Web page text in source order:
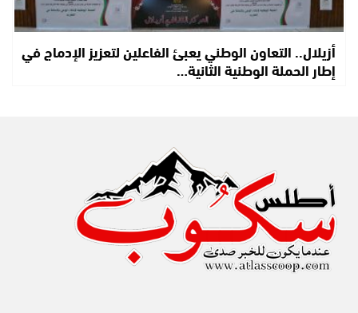
أزيلال.. التعاون الوطني يعبئ الفاعلين لتعزيز الإدماج في
إطار الحملة الوطنية الثانية…